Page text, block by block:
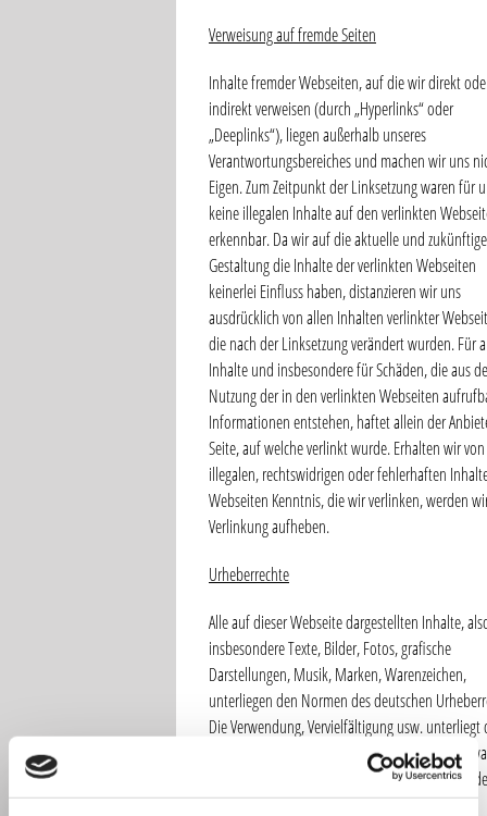
Verweisung auf fremde Seiten
Inhalte fremder Webseiten, auf die wir direkt
indirekt verweisen (durch „Hyperlinks“ oder
„Deeplinks“), liegen außerhalb unseres
Verantwortungsbereiches und machen wir uns
Eigen. Zum Zeitpunkt der Linksetzung waren für
keine illegalen Inhalte auf den verlinkten
erkennbar. Da wir auf die aktuelle und zukünftige
Gestaltung die Inhalte der verlinkten Webseiten
keinerlei Einfluss haben, distanzieren wir uns
ausdrücklich von allen Inhalten verlinkter
die nach der Linksetzung verändert wurden. Für
Inhalte und insbesondere für Schäden, die aus
Nutzung der in den verlinkten Webseiten
Informationen entstehen, haftet allein der
Seite, auf welche verlinkt wurde. Erhalten wir von
illegalen, rechtswidrigen oder fehlerhaften
Webseiten Kenntnis, die wir verlinken, werden
Verlinkung aufheben.
Urheberrechte
Alle auf dieser Webseite dargestellten Inhalte,
insbesondere Texte, Bilder, Fotos, grafische
Darstellungen, Musik, Marken, Warenzeichen,
unterliegen den Normen des deutschen
Die Verwendung, Vervielfältigung usw. unterliegt
Rechten der jeweiligen Urheber bzw.
Wenn Sie solche Werke verwenden wollen,
auf Anfrage gerne den Kontakt zum jeweiligen